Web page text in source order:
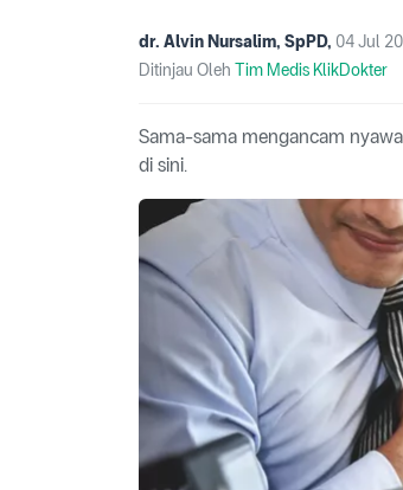
dr. Alvin Nursalim, SpPD, 04 Jul
Ditinjau Oleh Tim Medis KlikDokter
Sama-sama mengancam
di sini.